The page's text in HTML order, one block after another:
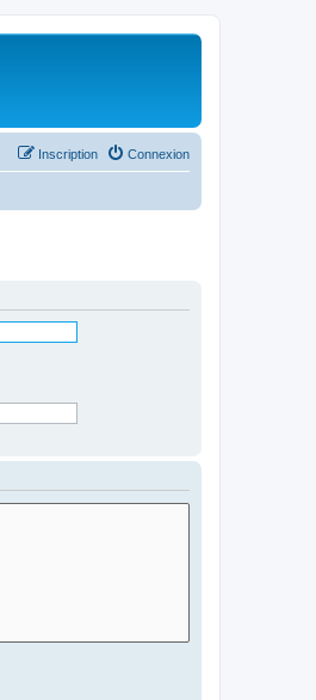
Connexion
Inscription